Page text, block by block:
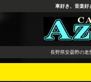
長野県
イール
ーデ
車好き、音楽好
長野県安曇野の